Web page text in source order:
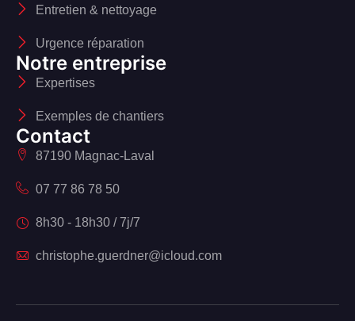
Entretien & nettoyage
Urgence réparation
Notre entreprise
Expertises
Exemples de chantiers
Contact
87190 Magnac-Laval
07 77 86 78 50
8h30 - 18h30 / 7j/7
christophe.guerdner@icloud.com